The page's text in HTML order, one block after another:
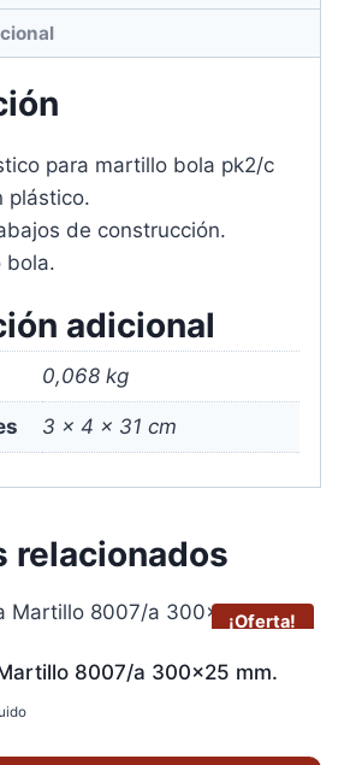
para martillo bola pk2/c
plástico.
de construcción.
bola.
adicional
0,068 kg
3 × 4 × 31 cm
relacionados
¡Oferta!
8007/a 300×25 mm.